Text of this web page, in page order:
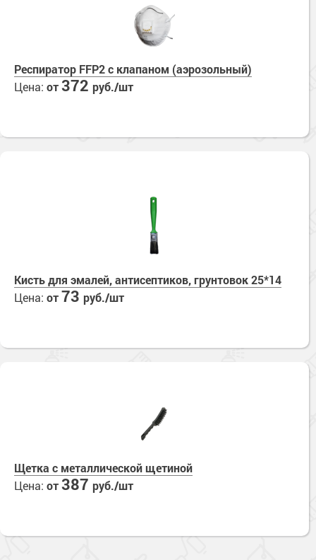
Респиратор FFP2 с клапаном (аэрозольный)
Цена: от372 руб./шт
Кисть для эмалей, антисептиков, грунтовок 25*14
Цена: от73 руб./шт
Щетка с металлической щетиной
Цена: от387 руб./шт